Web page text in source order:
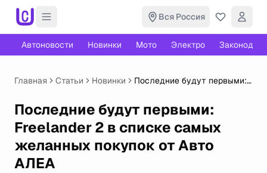
Вся Россия
Автоновости Новинки Мото Электро
Главная Статьи Новинки
Последние будут первыми:
желанных покупок от Авто
АЛЕА
Последние будут первыми:
Freelander 2 в списке самых
желанных покупок от Авто
АЛЕА